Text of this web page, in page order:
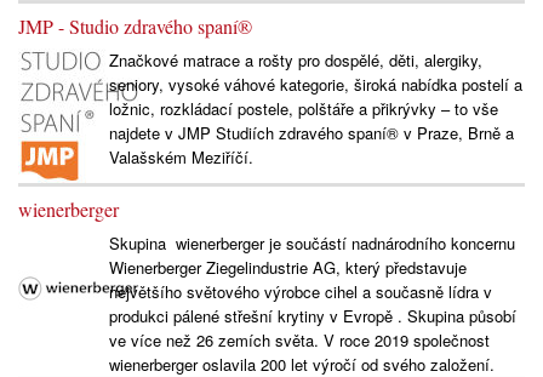
JMP - Studio zdravého spaní®
Značkové matrace a rošty pro dospělé, děti, alergiky,
seniory, vysoké váhové kategorie, široká nabídka postelí a
ložnic, rozkládací postele, polštáře a přikrývky – to vše
najdete v JMP Studiích zdravého spaní® v Praze, Brně a
Valašském Meziříčí.
wienerberger
Skupina wienerberger je součástí nadnárodního koncernu
Wienerberger Ziegelindustrie AG, který představuje
největšího světového výrobce cihel a současně lídra v
produkci pálené střešní krytiny v Evropě . Skupina působí
ve více než 26 zemích světa. V roce 2019 společnost
wienerberger oslavila 200 let výročí od svého založení.